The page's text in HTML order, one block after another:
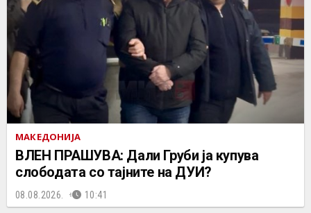
МАКЕДОНИЈА
ВЛЕН ПРАШУВА: Дали Груби ја купува
слободата со тајните на ДУИ?
08.08.2026. 10:41